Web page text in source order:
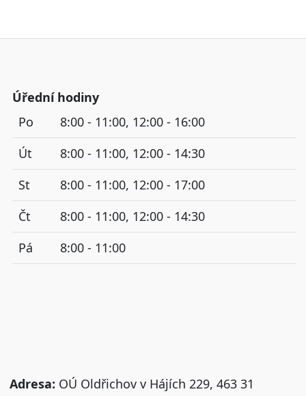
Úřední hodiny
Po
8:00 - 11:00, 12:00 - 16:00
Út
8:00 - 11:00, 12:00 - 14:30
St
8:00 - 11:00, 12:00 - 17:00
Čt
8:00 - 11:00, 12:00 - 14:30
Pá
8:00 - 11:00
Adresa: OÚ Oldřichov v Hájích 229, 463 31